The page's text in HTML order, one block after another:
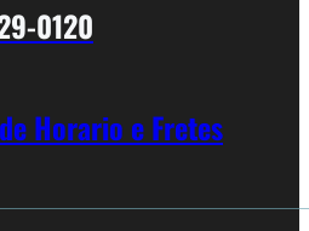
0120
Horario e Fretes